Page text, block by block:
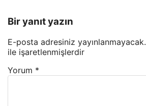
Bir yanıt yazın
E-posta adresiniz yayınlanmayacak.
ile işaretlenmişlerdir
Yorum *